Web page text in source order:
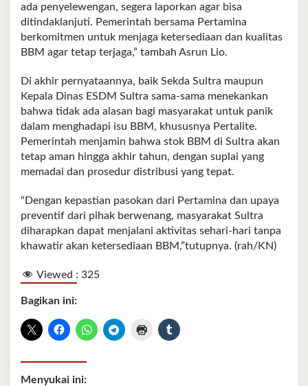
ada penyelewengan, segera laporkan agar bisa
ditindaklanjuti. Pemerintah bersama Pertamina
berkomitmen untuk menjaga ketersediaan dan kualitas
BBM agar tetap terjaga,” tambah Asrun Lio.
Di akhir pernyataannya, baik Sekda Sultra maupun
Kepala Dinas ESDM Sultra sama-sama menekankan
bahwa tidak ada alasan bagi masyarakat untuk panik
dalam menghadapi isu BBM, khususnya Pertalite.
Pemerintah menjamin bahwa stok BBM di Sultra akan
tetap aman hingga akhir tahun, dengan suplai yang
memadai dan prosedur distribusi yang tepat.
“Dengan kepastian pasokan dari Pertamina dan upaya
preventif dari pihak berwenang, masyarakat Sultra
diharapkan dapat menjalani aktivitas sehari-hari tanpa
khawatir akan ketersediaan BBM,”tutupnya. (rah/KN)
Viewed : 325
Bagikan ini:
Menyukai ini: